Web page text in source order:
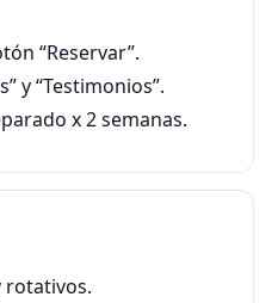
“Reservar”.
y “Testimonios”.
x 2 semanas.
rotativos.